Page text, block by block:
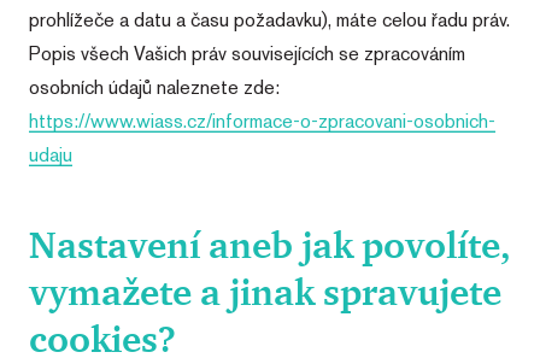
prohlížeče a datu a času požadavku), máte celou řadu práv.
Popis všech Vašich práv souvisejících se zpracováním
osobních údajů naleznete zde:
https://www.wiass.cz/informace-o-zpracovani-osobnich-
udaju
Nastavení aneb jak povolíte,
vymažete a jinak spravujete
cookies?